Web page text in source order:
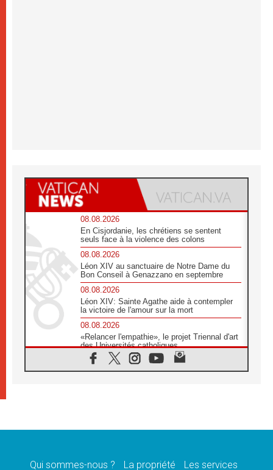
08.08.2026
En Cisjordanie, les chrétiens se sentent
seuls face à la violence des colons
08.08.2026
Léon XIV au sanctuaire de Notre Dame du
Bon Conseil à Genazzano en septembre
08.08.2026
Léon XIV: Sainte Agathe aide à contempler
la victoire de l'amour sur la mort
08.08.2026
«Relancer l'empathie», le projet Triennal d'art
des Universités catholiques
08.08.2026
Signis 2026, donner la parole aux religieuses
07.08.2026
07.08.2026
Qui sommes-nous ? La propriété Les services